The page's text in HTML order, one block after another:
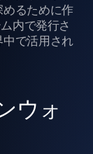
るために作
内で発行さ
で活用され
ウォ